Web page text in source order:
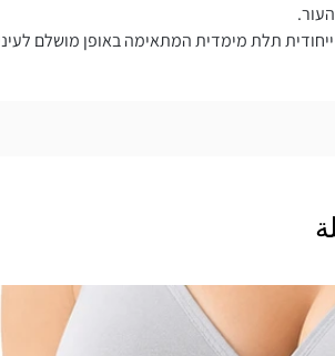
תלת מימדית המתאימה באופן מושלם